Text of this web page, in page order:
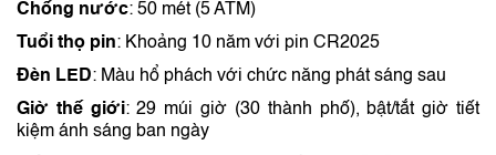
Chống nước: 50 mét (5 ATM)
Tuổi thọ pin: Khoảng 10 năm với pin CR2025
Đèn LED: Màu hổ phách với chức năng phát sáng sau
Giờ thế giới:29 múi giờ (30 thành phố), bật/tắt giờ tiết
kiệm ánh sáng ban ngày